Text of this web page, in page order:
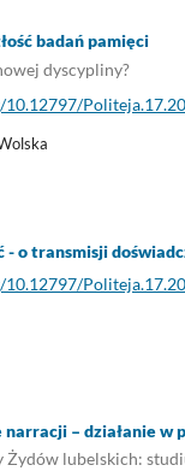
badań pamięci
dyscypliny?
- o transmisji
– działanie w
Żydów lubelskich: